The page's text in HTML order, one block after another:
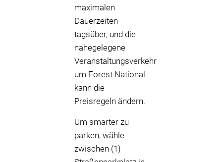
maximalen
Dauerzeiten
tagsüber, und die
nahegelegene
Veranstaltungsverkehr
um Forest National
kann die
Preisregeln ändern.
Um smarter zu
parken, wähle
zwischen (1)